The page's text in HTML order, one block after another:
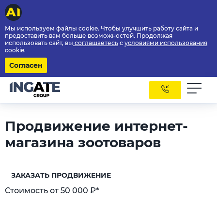
Мы используем файлы cookie. Чтобы улучшить работу сайта и
предоставить вам больше возможностей. Продолжая
использовать сайт, вы соглашаетесь с условиями использования
cookie.
Согласен
Продвижение интернет-
магазина зоотоваров
ЗАКАЗАТЬ ПРОДВИЖЕНИЕ
Стоимость от 50 000 ₽*